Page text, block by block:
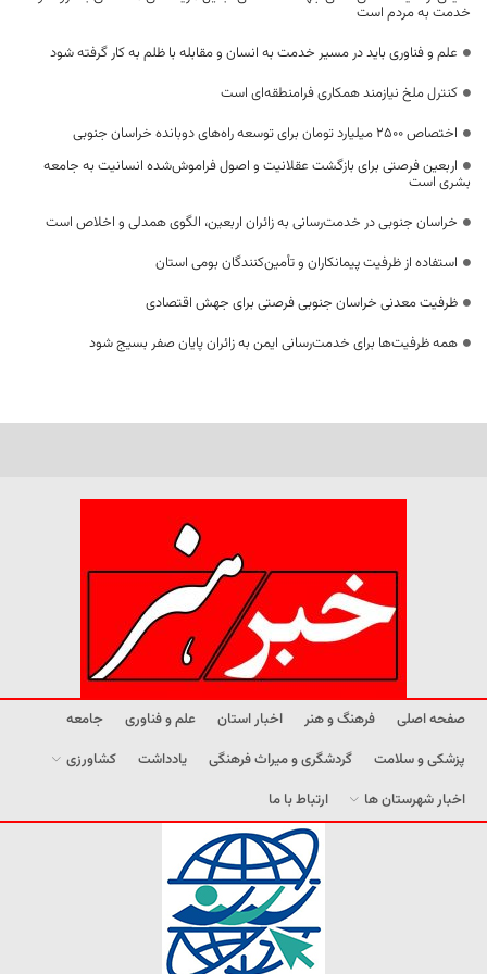
خدمت به مردم است
علم و فناوری باید در مسیر خدمت به انسان و مقابله با ظلم به کار گرفته شود
کنترل ملخ نیازمند همکاری فرامنطقه‌ای است
اختصاص 2500 میلیارد تومان برای توسعه راه‌های دوبانده خراسان جنوبی
اربعین فرصتی برای بازگشت عقلانیت و اصول فراموش‌شده انسانیت به جامعه
بشری است
خراسان جنوبی در خدمت‌رسانی به زائران اربعین، الگوی همدلی و اخلاص است
استفاده از ظرفیت پیمانکاران و تأمین‌کنندگان بومی استان
ظرفیت معدنی خراسان جنوبی فرصتی برای جهش اقتصادی
همه ظرفیت‌ها برای خدمت‌رسانی ایمن به زائران پایان صفر بسیج شود
صفحه اصلی فرهنگ و هنر اخبار استان علم و فناوری
جامعه
پزشکی و سلامت
گردشگری و میراث فرهنگی یادداشت
کشاورزی
اخبار شهرستان ها
ارتباط با ما